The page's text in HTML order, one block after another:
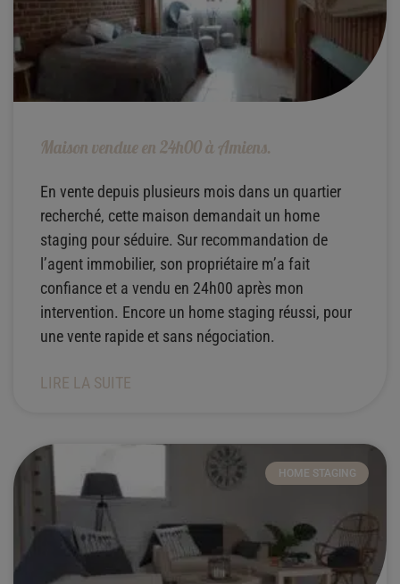
Maison vendue en 24h00 à Amiens.
En vente depuis plusieurs mois dans un quartier
recherché, cette maison demandait un home
staging pour séduire. Sur recommandation de
l’agent immobilier, son propriétaire m’a fait
confiance et a vendu en 24h00 après mon
intervention. Encore un home staging réussi, pour
une vente rapide et sans négociation.
LIRE LA SUITE
HOME STAGING